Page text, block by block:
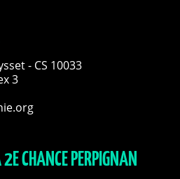
- CS 10033
3
CHANCE PERPIGNAN